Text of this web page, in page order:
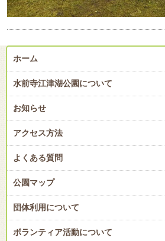
ホーム
水前寺江津湖公園について
お知らせ
アクセス方法
よくある質問
公園マップ
団体利用について
ボランティア活動について